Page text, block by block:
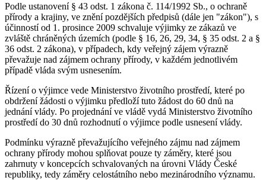
Podle ustanovení § 43 odst. 1 zákona č. 114/1992 Sb., o ochraně
přírody a krajiny, ve znění pozdějších předpisů (dále jen "zákon"), s
účinností od 1. prosince 2009 schvaluje výjimky ze zákazů ve
zvláště chráněných územích (podle § 16, 26, 29, 34, § 35 odst. 2 a §
36 odst. 2 zákona), v případech, kdy veřejný zájem výrazně
převažuje nad zájmem ochrany přírody, v každém jednotlivém
případě vláda svým usnesením.
Řízení o výjimce vede Ministerstvo životního prostředí, které po
obdržení žádosti o výjimku předloží tuto žádost do 60 dnů na
jednání vlády. Po projednání ve vládě vydá Ministerstvo životního
prostředí do 30 dnů rozhodnutí o výjimce podle usnesení vlády.
Podmínku výrazně převažujícího veřejného zájmu nad zájmem
ochrany přírody mohou splňovat pouze ty záměry, které jsou
zahrnuty v koncepcích schvalovaných na úrovni Vlády České
republiky, tedy záměry celostátního nebo mezinárodního významu.